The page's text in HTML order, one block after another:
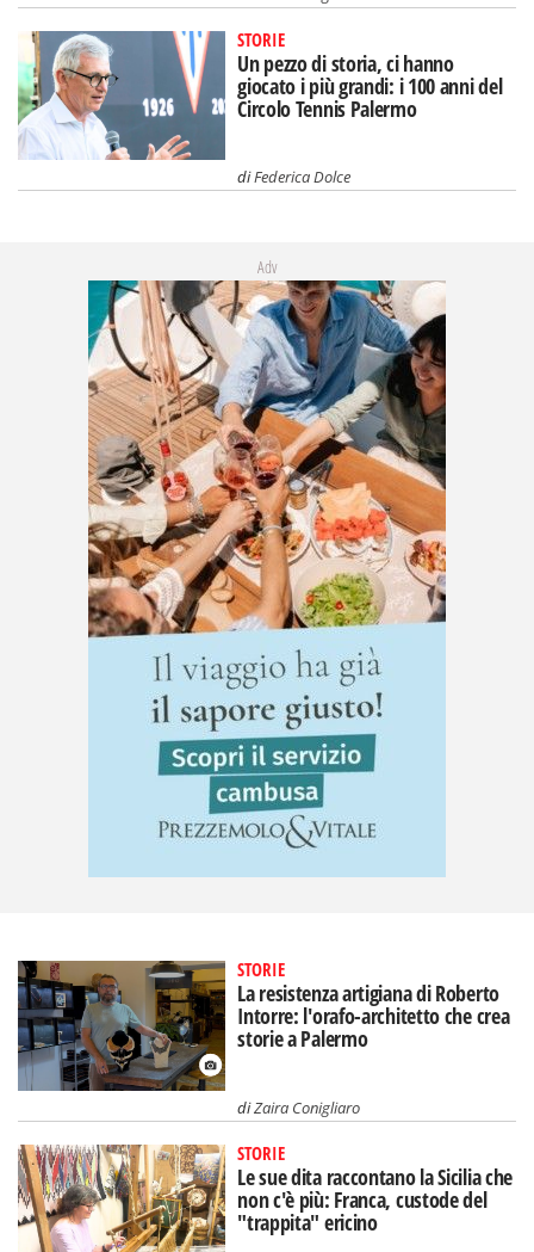
STORIE
Un pezzo di storia, ci hanno
giocato i più grandi: i 100 anni del
Circolo Tennis Palermo
diFederica Dolce
Adv
STORIE
La resistenza artigiana di Roberto
Intorre: l'orafo-architetto che crea
storie a Palermo
diZaira Conigliaro
STORIE
Le sue dita raccontano la Sicilia che
non c'è più: Franca, custode del
"trappita" ericino